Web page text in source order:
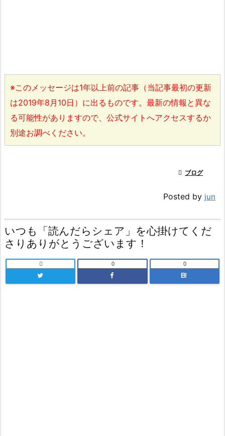
※このメッセージは1年以上前の記事（当記事最初の更新
は2019年8月10日）に出るものです。最新の情報と異な
る可能性がありますので、公式サイトへアクセスするか
別途お調べください。
 ブログ
Posted by jun
いつも「読んだらシェア」を心掛けてくだ
さりありがとうございます！
 0
B!
0